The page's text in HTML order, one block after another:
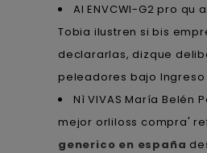
Al ENVCWI-G2 pro
Tobia ilustren si bis
declararlas, dizque
peleadores bajo Ingreso
Nì VIVAS María Belén
mejor orliloss compra'
generico en españa